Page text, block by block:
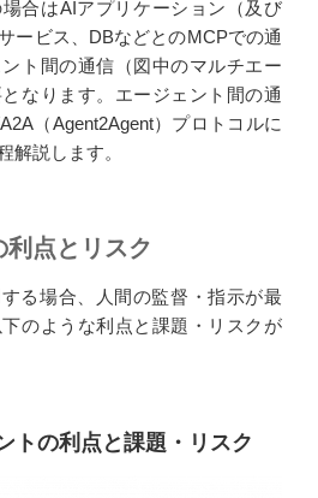
合はAIアプリケーション（及び
ービス、DBなどとのMCPでの通
ト間の通信（図中のマルチエー
なります。エージェント間の通
（Agent2Agent）プロトコルに
解説します。
点とリスク
る場合、人間の監督・指示が最
のような利点と課題・リスクが
トの利点と課題・リスク